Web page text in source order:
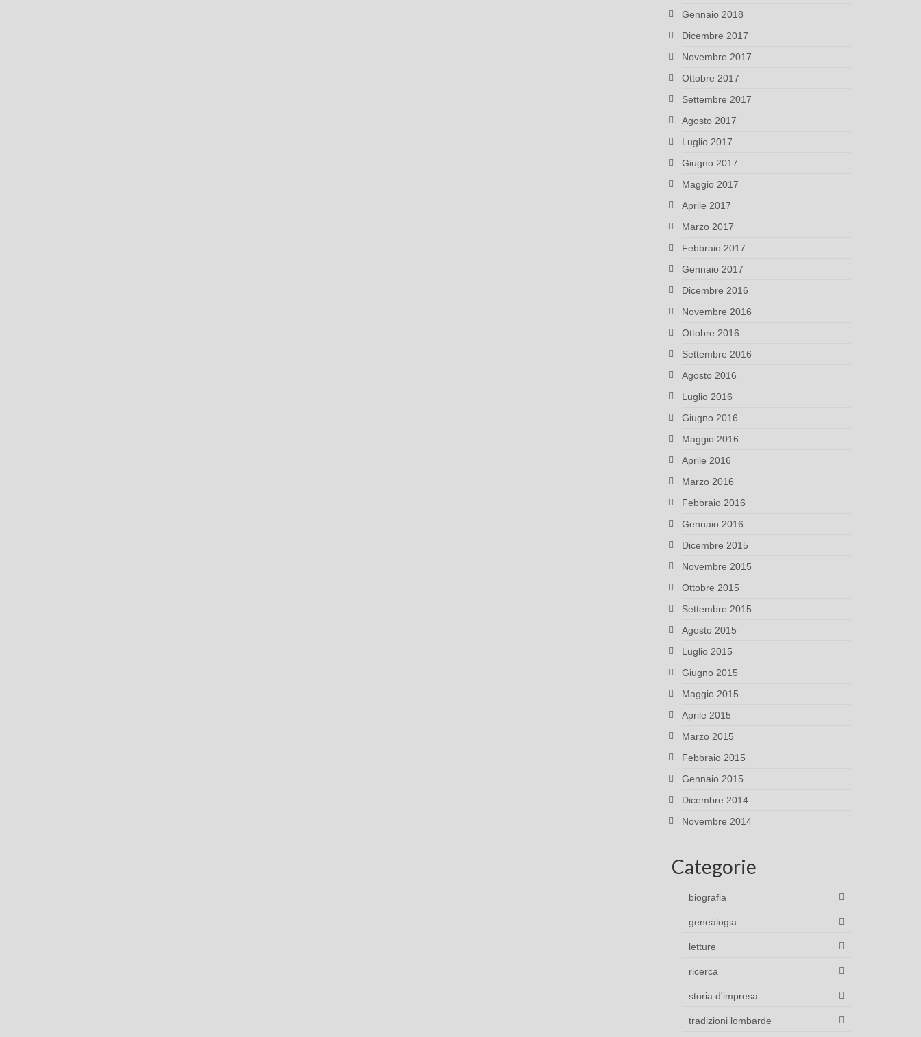
Gennaio 2018
Dicembre 2017
Novembre 2017
Ottobre 2017
Settembre 2017
Agosto 2017
Luglio 2017
Giugno 2017
Maggio 2017
Aprile 2017
Marzo 2017
Febbraio 2017
Gennaio 2017
Dicembre 2016
Novembre 2016
Ottobre 2016
Settembre 2016
Agosto 2016
Luglio 2016
Giugno 2016
Maggio 2016
Aprile 2016
Marzo 2016
Febbraio 2016
Gennaio 2016
Dicembre 2015
Novembre 2015
Ottobre 2015
Settembre 2015
Agosto 2015
Luglio 2015
Giugno 2015
Maggio 2015
Aprile 2015
Marzo 2015
Febbraio 2015
Gennaio 2015
Dicembre 2014
Novembre 2014
Categorie
biografia
genealogia
letture
ricerca
storia d'impresa
tradizioni lombarde